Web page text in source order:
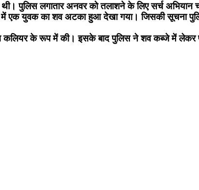
पुलिस लगातार अनवर को तलाशने के लिए सर्च अभियान
में एक युवक का शव अटका हुआ देखा गया। जिसकी सूचना
कलियर के रूप में की। इसके बाद पुलिस ने शव कब्जे में लेकर